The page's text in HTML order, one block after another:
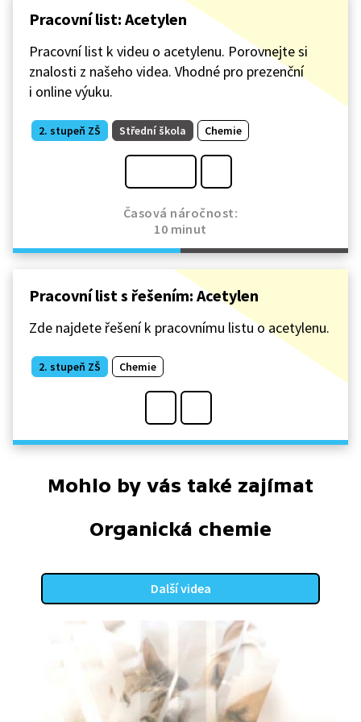
Pracovní list: Acetylen
Pracovní list k videu o acetylenu. Porovnejte si
znalosti z našeho videa. Vhodné pro prezenční
i online výuku.
2. stupeň ZŠ Střední škola Chemie
Časová náročnost:
10 minut
Pracovní list s řešením: Acetylen
Zde najdete řešení k pracovnímu listu o acetylenu.
2. stupeň ZŠ Chemie
Mohlo by vás také zajímat
Organická chemie
Další videa